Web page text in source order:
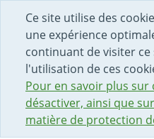
Ce site utilise des
une expérience
continuant de visiter ce
l'utilisation de ces
Pour en savoir plus sur
désactiver, ainsi que
matière de protection
DÉBUT DU CONTENU
ACCÈS AU CHAMP DE
PAGE D'ACCUEIL
FORMULAIRE DE